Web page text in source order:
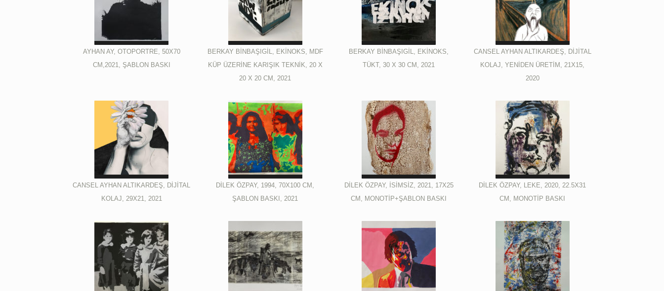
AYHAN AY, OTOPORTRE, 50X70
CM,2021, ŞABLON BASKI
BERKAY BİNBAŞIGİL, EKİNOKS, MDF
KÜP ÜZERİNE KARIŞIK TEKNİK, 20 X
20 X 20 CM, 2021
BERKAY BİNBAŞIGİL, EKİNOKS,
TÜKT, 30 X 30 CM, 2021
CANSEL AYHAN ALTIKARDEŞ, DİJİTAL
KOLAJ, YENİDEN ÜRETİM, 21X15,
2020
CANSEL AYHAN ALTIKARDEŞ, DİJİTAL
KOLAJ, 29X21, 2021
DİLEK ÖZPAY, 1994, 70X100 CM,
ŞABLON BASKI, 2021
DİLEK ÖZPAY, İSİMSİZ, 2021, 17X25
CM, MONOTİP+ŞABLON BASKI
DİLEK ÖZPAY, LEKE, 2020, 22.5X31
CM, MONOTİP BASKI